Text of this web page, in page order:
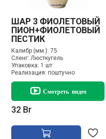
ШАР 3 ФИОЛЕТОВЫЙ
ПИОН+ФИОЛЕТОВЫЙ
ПЕСТИК
Калибр (мм.): 75
Сленг: Люсткугель
Упаковка: 1 шт.
Реализация: поштучно
Смотреть видео
32 Br